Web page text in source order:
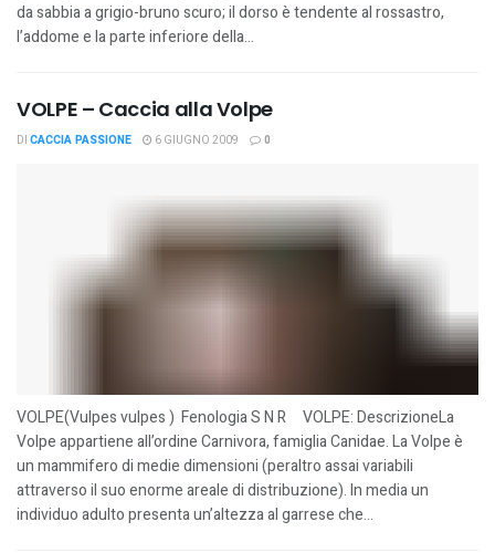
da sabbia a grigio-bruno scuro; il dorso è tendente al rossastro,
l’addome e la parte inferiore della...
VOLPE – Caccia alla Volpe
DI CACCIA PASSIONE 6 GIUGNO 2009 0
VOLPE(Vulpes vulpes ) Fenologia S N R VOLPE: DescrizioneLa
Volpe appartiene all’ordine Carnivora, famiglia Canidae. La Volpe è
un mammifero di medie dimensioni (peraltro assai variabili
attraverso il suo enorme areale di distribuzione). In media un
individuo adulto presenta un’altezza al garrese che...